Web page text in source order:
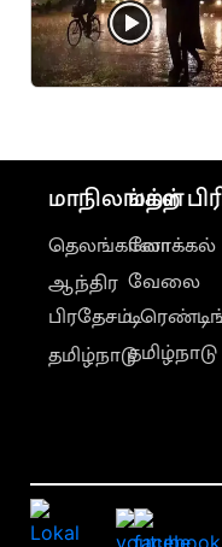
மாநிலங்கள்
தெலங்கானா
ஆந்திர
பிரதேசம்
தமிழ்நாடு
மற்ற
லோக்கல்
வேலை
தமிழ்நாடு